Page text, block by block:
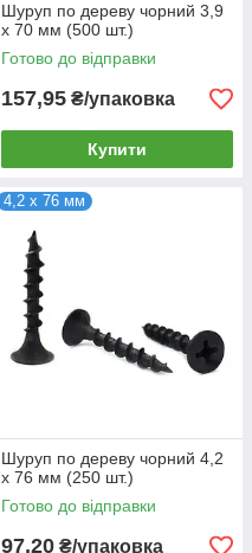
Шуруп по дереву чорний 3,9
х 70 мм (500 шт.)
Готово до відправки
157,95 ₴/упаковка
Купити
4,2 х 76 мм
Шуруп по дереву чорний 4,2
х 76 мм (250 шт.)
Готово до відправки
97,20 ₴/упаковка